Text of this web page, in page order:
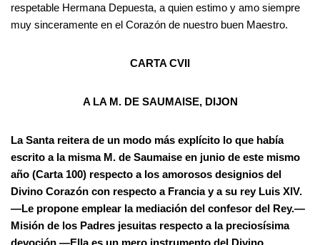
respetable Hermana Depuesta, a quien estimo y amo siempre
muy sinceramente en el Corazón de nuestro buen Maestro.
CARTA CVII
A LA M. DE SAUMAISE, DIJON
La Santa reitera de un modo más explícito lo que había
escrito a la misma M. de Saumaise en junio de este mismo
año (Carta 100) respecto a los amorosos designios del
Divino Corazón con respecto a Francia y a su rey Luis XIV.
—Le propone emplear la mediación del confesor del Rey.—
Misión de los Padres jesuitas respecto a la preciosísima
devoción.—Ella es un mero instrumento del Divino